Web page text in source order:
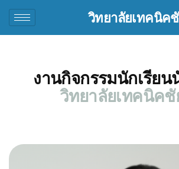
วิทยาลัยเทคนิค
งานกิจกรรมนักเรีย
วิทยาลัยเทคนิค